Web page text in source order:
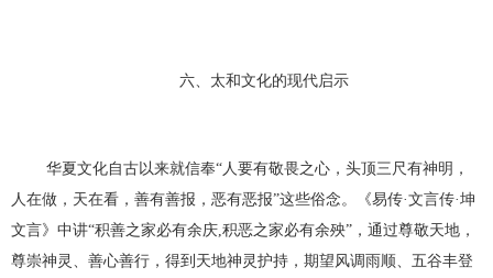
六、太和文化的现代启示
华夏文化自古以来就信奉“人要有敬畏之心，头顶三尺有神明，
人在做，天在看，善有善报，恶有恶报”这些俗念。《易传·文言传·坤
文言》中讲“积善之家必有余庆,积恶之家必有余殃”，通过尊敬天地，
尊崇神灵、善心善行，得到天地神灵护持，期望风调雨顺、五谷丰登